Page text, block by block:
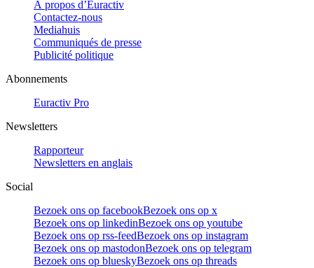
À propos d’Euractiv
Contactez-nous
Mediahuis
Communiqués de presse
Publicité politique
Abonnements
Euractiv Pro
Newsletters
Rapporteur
Newsletters en anglais
Social
Bezoek ons op facebookBezoek ons op x
Bezoek ons op linkedinBezoek ons op youtube
Bezoek ons op rss-feedBezoek ons op instagram
Bezoek ons op mastodonBezoek ons op telegram
Bezoek ons op blueskyBezoek ons op threads